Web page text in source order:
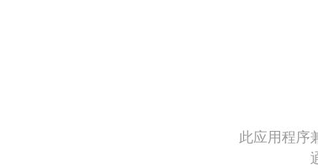
此应用程序